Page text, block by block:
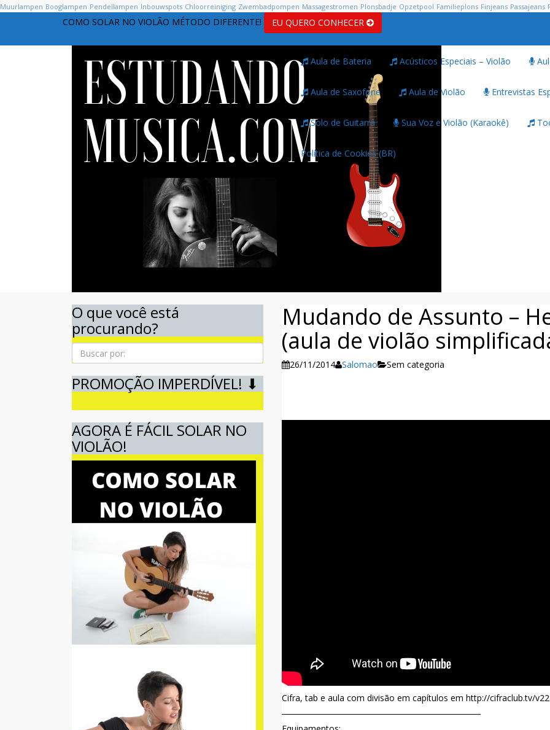
Muurlampen Booglampen Pendellampen Inbouwspots Chloorreiniging Zwembadpompen Massagestromen Plonsbadje Opzetpool Familieplons Finjeans Passajeans
COMO SOLAR NO VIOLÃO MÉTODO DIFERENTE! EU QUERO CONHECER
Aula de Bateria Acústicos Especiais – Violão
Aula de Saxofone Aula de Violão Entrevistas
Solo de Guitarra Sua Voz e Violão (Karaokê)
Política de Cookies (BR)
O que você está
procurando?
Pesquisa
PROMOÇÃO IMPERDÍVEL! ⬇
AGORA É FÁCIL SOLAR NO
VIOLÃO!
Mudando de Assunto –
(aula de violão
26/11/2014 Salomao
Sem categoria
Cifra, tab e aula com divisão em capítulos em http://cifraclub.tv/